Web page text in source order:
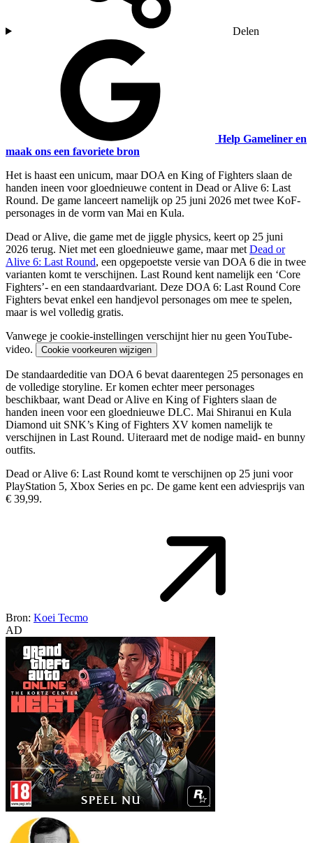
Delen
Help Gameliner en
maak ons een favoriete bron
Het is haast een unicum, maar DOA en King of Fighters slaan de
handen ineen voor gloednieuwe content in Dead or Alive 6: Last
Round. De game lanceert namelijk op 25 juni 2026 met twee KoF-
personages in de vorm van Mai en Kula.
Dead or Alive, die game met de jiggle physics, keert op 25 juni
2026 terug. Niet met een gloednieuwe game, maar met Dead or
Alive 6: Last Round, een opgepoetste versie van DOA 6 die in twee
varianten komt te verschijnen. Last Round kent namelijk een ‘Core
Fighters’- en een standaardvariant. Deze DOA 6: Last Round Core
Fighters bevat enkel een handjevol personages om mee te spelen,
maar is wel volledig gratis.
Vanwege je cookie-instellingen verschijnt hier nu geen YouTube-
video.
Cookie voorkeuren wijzigen
De standaardeditie van DOA 6 bevat daarentegen 25 personages en
de volledige storyline. Er komen echter meer personages
beschikbaar, want Dead or Alive en King of Fighters slaan de
handen ineen voor een gloednieuwe DLC. Mai Shiranui en Kula
Diamond uit SNK’s King of Fighters XV komen namelijk te
verschijnen in Last Round. Uiteraard met de nodige maid- en bunny
outfits.
Dead or Alive 6: Last Round komt te verschijnen op 25 juni voor
PlayStation 5, Xbox Series en pc. De game kent een adviesprijs van
€ 39,99.
Bron: Koei Tecmo
AD